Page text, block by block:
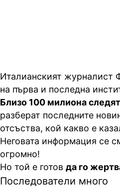
Италианският журналист
на първа и последна
Близо 100 милиона
разберат последните
отсъства, кой какво е
Неговата информация се
огромно!
Но той е готов да го
Последователи много